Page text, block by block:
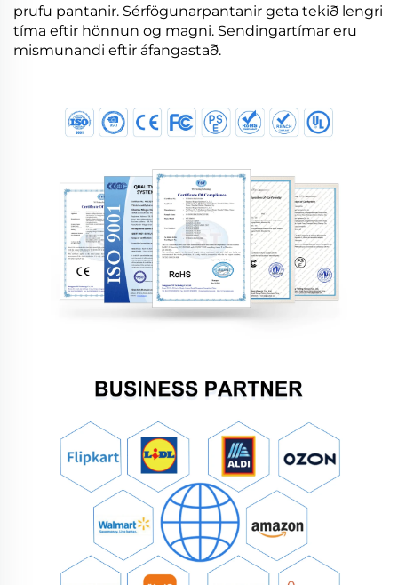
prufu pantanir. Sérfögunarpantanir geta tekið lengri
tíma eftir hönnun og magni. Sendingartímar eru
mismunandi eftir áfangastað.